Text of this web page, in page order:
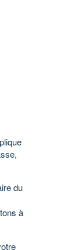
du
à